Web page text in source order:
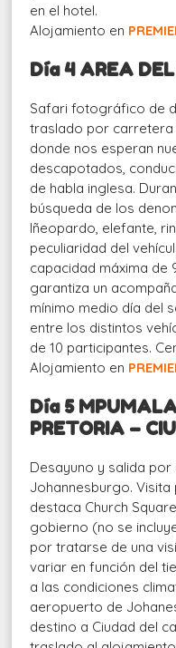
en el hotel.
Alojamiento en
Día 4 AREA
Safari fotográfico de
traslado por carretera
donde nos esperan
descapotados,
de habla inglesa.
búsqueda de los
lñeopardo, elefante,
peculiaridad del
capacidad máxima de
garantiza un
mínimo medio día del
entre los distintos
de 10 participantes.
Alojamiento en
Día 5
PRETORIA –
Desayuno y salida
Johannesburgo.
destaca Church
gobierno (no se
por tratarse de una
variar en función del
a las condiciones
aeropuerto de
destino a Ciudad del